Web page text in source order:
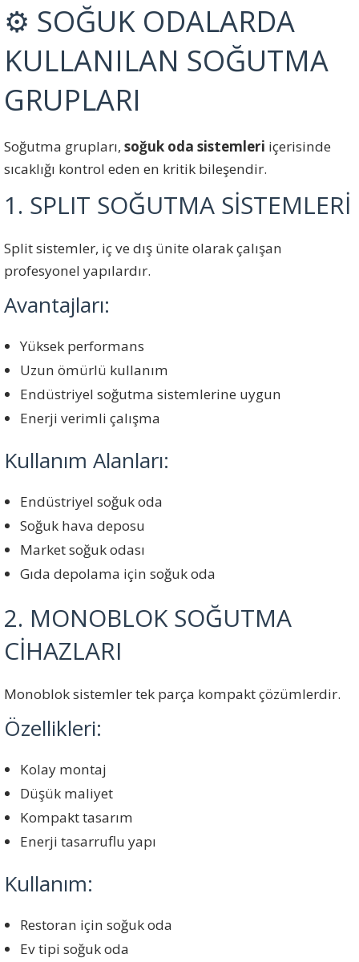
⚙️ SOĞUK ODALARDA
KULLANILAN SOĞUTMA
GRUPLARI
Soğutma grupları, soğuk oda sistemleri içerisinde
sıcaklığı kontrol eden en kritik bileşendir.
1. SPLIT SOĞUTMA SİSTEMLERİ
Split sistemler, iç ve dış ünite olarak çalışan
profesyonel yapılardır.
Avantajları:
Yüksek performans
Uzun ömürlü kullanım
Endüstriyel soğutma sistemlerine uygun
Enerji verimli çalışma
Kullanım Alanları:
Endüstriyel soğuk oda
Soğuk hava deposu
Market soğuk odası
Gıda depolama için soğuk oda
2. MONOBLOK SOĞUTMA
CİHAZLARI
Monoblok sistemler tek parça kompakt çözümlerdir.
Özellikleri:
Kolay montaj
Düşük maliyet
Kompakt tasarım
Enerji tasarruflu yapı
Kullanım:
Restoran için soğuk oda
Ev tipi soğuk oda